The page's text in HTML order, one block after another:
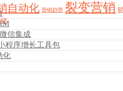
自动化 营销趋势 裂变营销 销
信集成
程序增长工具包
化